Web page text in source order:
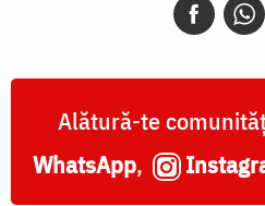
Alătură-te
WhatsApp,